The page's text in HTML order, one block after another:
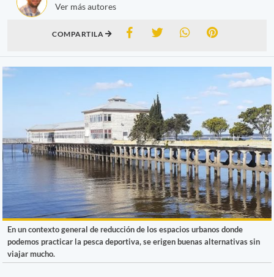
Ver más autores
COMPARTILA
En un contexto general de reducción de los espacios urbanos donde
podemos practicar la pesca deportiva, se erigen buenas alternativas sin
viajar mucho.